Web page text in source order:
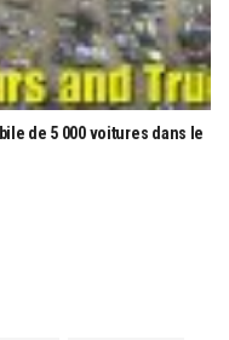
de 5 000 voitures dans le